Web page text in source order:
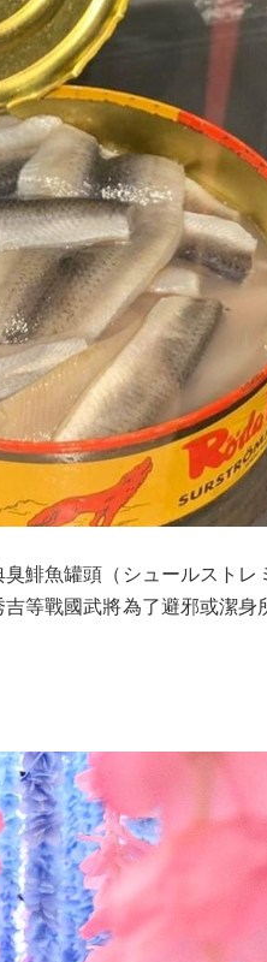
鯡魚罐頭（シュールスト
戰國武將為了避邪或潔身